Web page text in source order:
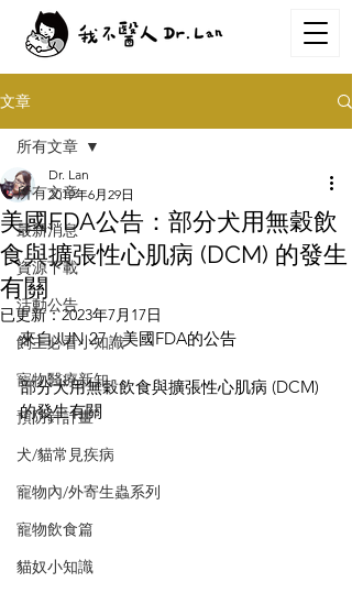
文章
所有文章
最新消息
資源下載
活動公告
飼主必看小知識
寵物醫療新知
預防針計畫
犬/貓常見疾病
寵物內/外寄生蟲系列
寵物飲食篇
貓奴小知識
所有文章
美國FDA公告：部分犬用無穀飲
食與擴張性心肌病 (DCM) 的發生
有關
Dr. Lan
2019年6月29日
已更新：2023年7月17日
來自JUN 27 / 美國FDA的公告
部分犬用無穀飲食與擴張性心肌病 (DCM)
的發生有關